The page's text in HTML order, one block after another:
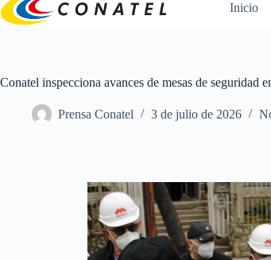
Inicio
Conatel inspecciona avances de mesas de seguridad
Prensa Conatel 3 de julio de 2026